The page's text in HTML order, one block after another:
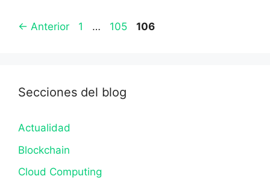
← Anterior Página
1 … Página
105 Página
106
Secciones del blog
Actualidad
Blockchain
Cloud Computing